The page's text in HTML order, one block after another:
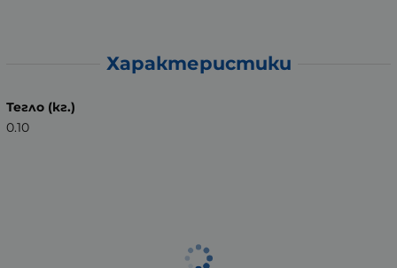
Характеристики
Тегло (кг.)
0.10